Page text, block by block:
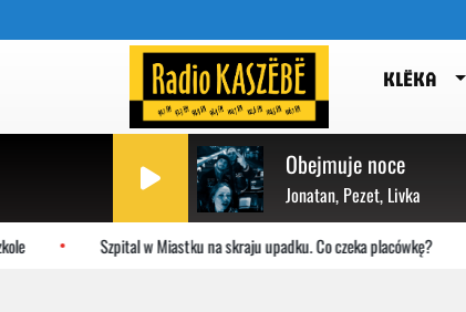
KLËKA
Obejmuje noce
Jonatan, Pezet, Livka
Szpital w Miastku na skraju upadku. Co czeka placówkę?